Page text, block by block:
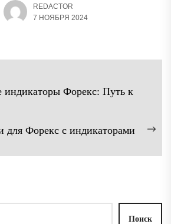
REDACTOR
7 НОЯБРЯ 2024
Форекс: Путь к
для Форекс с индикаторами
Поиск